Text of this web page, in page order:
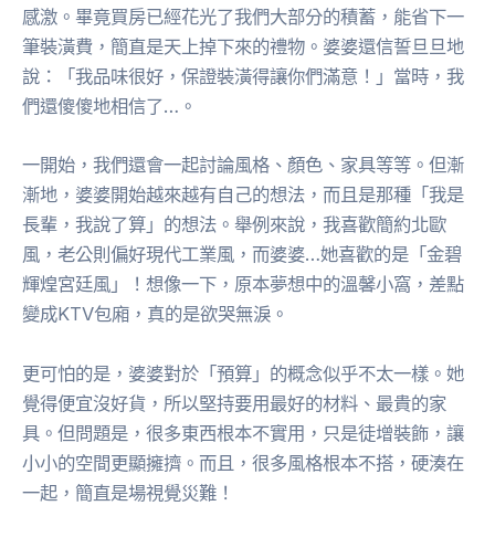
感激。畢竟買房已經花光了我們大部分的積蓄，能省下一
筆裝潢費，簡直是天上掉下來的禮物。婆婆還信誓旦旦地
說：「我品味很好，保證裝潢得讓你們滿意！」當時，我
們還傻傻地相信了…。
一開始，我們還會一起討論風格、顏色、家具等等。但漸
漸地，婆婆開始越來越有自己的想法，而且是那種「我是
長輩，我說了算」的想法。舉例來說，我喜歡簡約北歐
風，老公則偏好現代工業風，而婆婆…她喜歡的是「金碧
輝煌宮廷風」！想像一下，原本夢想中的溫馨小窩，差點
變成KTV包廂，真的是欲哭無淚。
更可怕的是，婆婆對於「預算」的概念似乎不太一樣。她
覺得便宜沒好貨，所以堅持要用最好的材料、最貴的家
具。但問題是，很多東西根本不實用，只是徒增裝飾，讓
小小的空間更顯擁擠。而且，很多風格根本不搭，硬湊在
一起，簡直是場視覺災難！